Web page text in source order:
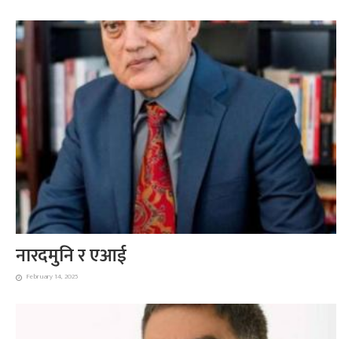
नारदमुनि र एआई
February 14, 2025